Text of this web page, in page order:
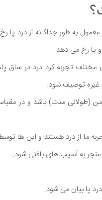
معمول به طور جداگانه از درد
پا رخ می دهد.
تجربه کرد درد در ساق
توصیف شود.
(طولانی مدت) باشد و در
از درد هستند و این ها توسط
منجر به آسیب های بافتی شود.
پا بیان می شود.